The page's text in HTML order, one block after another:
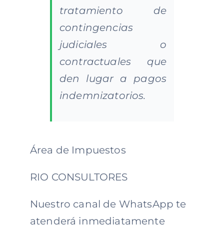
tratamiento de
contingencias
judiciales o
contractuales que
den lugar a pagos
indemnizatorios.
Área de Impuestos
RIO CONSULTORES
Nuestro canal de WhatsApp te
atenderá inmediatamente